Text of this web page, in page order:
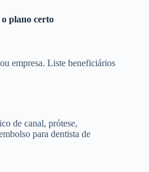
plano certo
empresa. Liste beneficiários
de canal, prótese,
para dentista de